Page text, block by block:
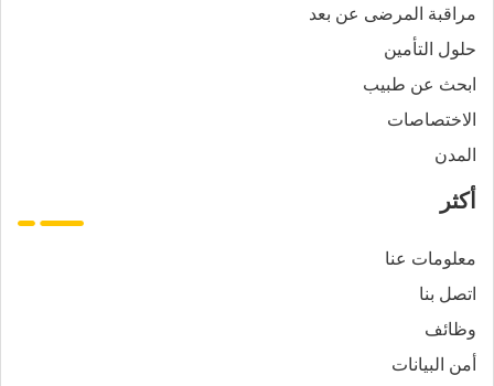
مراقبة المرضى عن بعد
حلول التأمين
ابحث عن طبيب
الاختصاصات
المدن
أكثر
معلومات عنا
اتصل بنا
وظائف
أمن البيانات